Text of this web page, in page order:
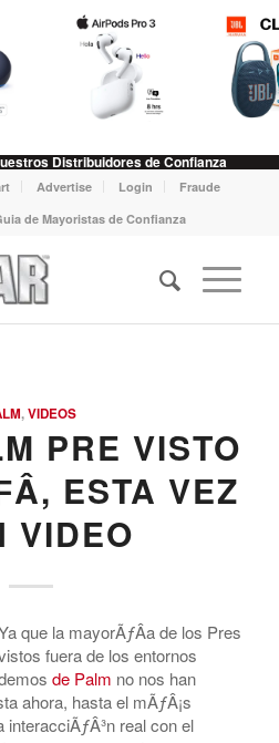
Distribuidores de Confianza
Advertise Login
Fraude
de Mayoristas de Confianza
,VIDEOS
PRE VISTO
ESTA VEZ
VIDEO
que la mayorÃƒÂ­a de los Pres
fuera de los entornos
de Palm no nos han
ahora, hasta el mÃƒÂ¡s
real con el